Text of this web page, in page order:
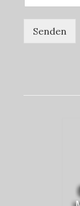
Senden